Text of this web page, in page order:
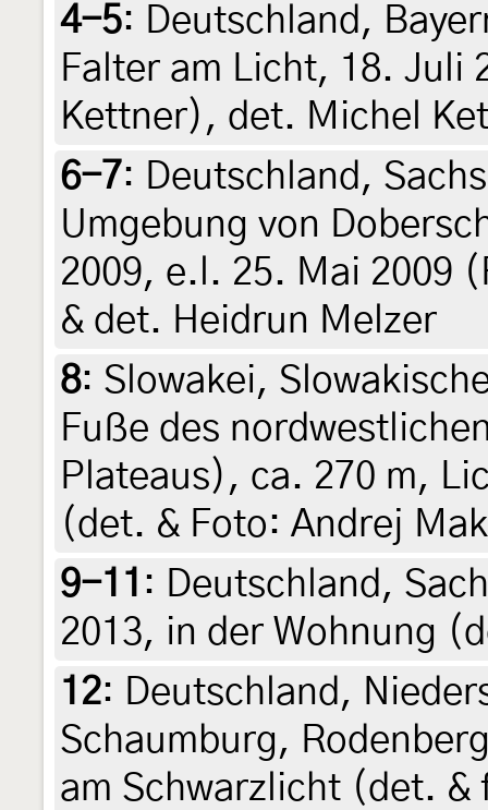
4-5: Deutschland,
Falter am Licht, 18. Juli
Kettner), det. Michel
6-7: Deutschland,
Umgebung von
2009, e.l. 25. Mai 2009
& det. Heidrun Melzer
8: Slowakei,
Fuße des
Plateaus), ca. 270 m,
(det. & Foto: Andrej
9-11 : Deutschland,
2013, in der Wohnung
12: Deutschland,
Schaumburg,
am Schwarzlicht (det. &